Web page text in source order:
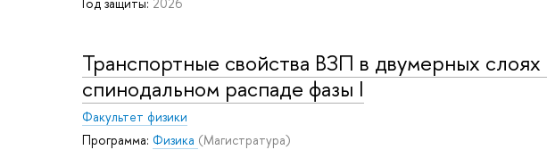
Транспортные свойства ВЗП в двумерных
спинодальном распаде фазы I
Факультет физики
Программа: Физика (Магистратура)